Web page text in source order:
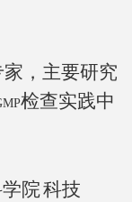
，主要研究
检查实践中
院科技